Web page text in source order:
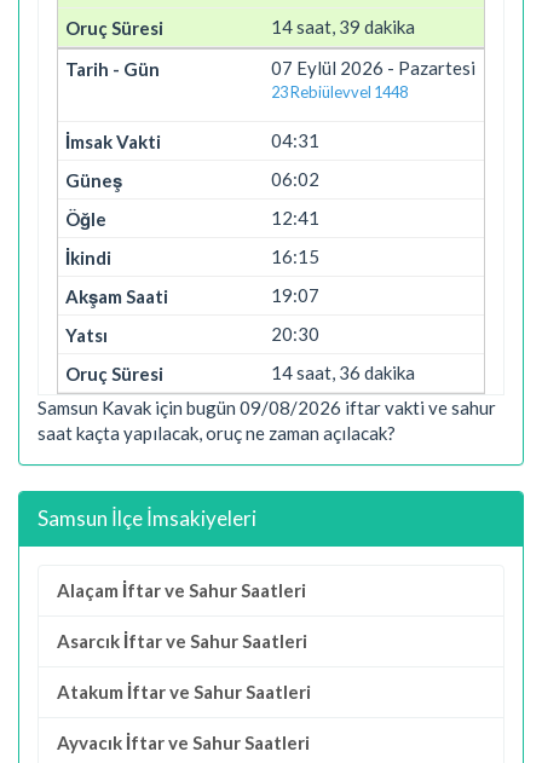
14 saat, 39 dakika
07 Eylül 2026 - Pazartesi
23 Rebiülevvel 1448
04:31
06:02
12:41
16:15
19:07
20:30
14 saat, 36 dakika
Samsun Kavak için bugün 09/08/2026 iftar vakti ve sahur
saat kaçta yapılacak, oruç ne zaman açılacak?
Samsun İlçe İmsakiyeleri
Alaçam İftar ve Sahur Saatleri
Asarcık İftar ve Sahur Saatleri
Atakum İftar ve Sahur Saatleri
Ayvacık İftar ve Sahur Saatleri